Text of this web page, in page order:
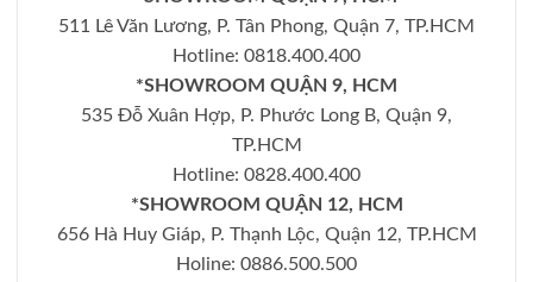
511 Lê Văn Lương, P. Tân Phong, Quận 7, TP.HCM
Hotline: 0818.400.400
*SHOWROOM QUẬN 9, HCM
535 Đỗ Xuân Hợp, P. Phước Long B, Quận 9,
TP.HCM
Hotline: 0828.400.400
*SHOWROOM QUẬN 12, HCM
656 Hà Huy Giáp, P. Thạnh Lộc, Quận 12, TP.HCM
Holine: 0886.500.500